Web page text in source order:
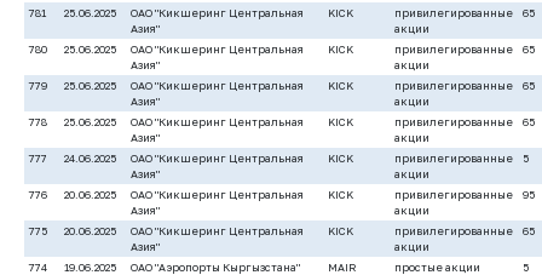
781 25.06.2025
ОАО "Кикшеринг Центральная
Азия"
KICK
привилегированные
акции
65
780 25.06.2025
ОАО "Кикшеринг Центральная
Азия"
KICK
привилегированные
акции
65
779 25.06.2025
ОАО "Кикшеринг Центральная
Азия"
KICK
привилегированные
акции
65
778 25.06.2025
ОАО "Кикшеринг Центральная
Азия"
KICK
привилегированные
акции
65
777 24.06.2025
ОАО "Кикшеринг Центральная
Азия"
KICK
привилегированные
акции
5
776 20.06.2025
ОАО "Кикшеринг Центральная
Азия"
KICK
привилегированные
акции
95
775 20.06.2025
ОАО "Кикшеринг Центральная
Азия"
KICK
привилегированные
акции
65
774 19.06.2025 ОАО "Аэропорты Кыргызстана" MAIR простые акции
5